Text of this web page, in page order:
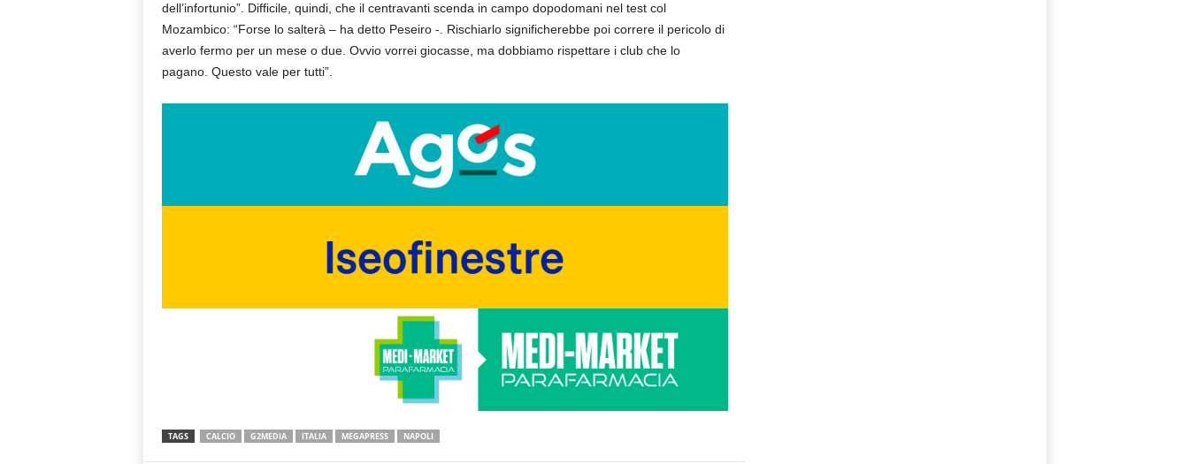
dell’infortunio”. Difficile, quindi, che il centravanti scenda in campo dopodomani nel test col
Mozambico: “Forse lo salterà – ha detto Peseiro -. Rischiarlo significherebbe poi correre il pericolo di
averlo fermo per un mese o due. Ovvio vorrei giocasse, ma dobbiamo rispettare i club che lo
pagano. Questo vale per tutti”.
TAGS CALCIO G2MEDIA ITALIA MEGAPRESS NAPOLI